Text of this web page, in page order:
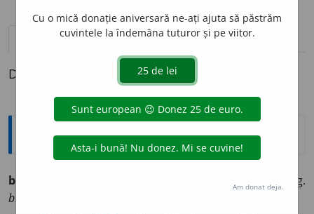
definiții (1) pronunțievolume_up (1)
Definiția cu ID-ul 227003:
Ortografice DOOM
biciu
imperf. 3 sg.
biciui
Cu o mică donație aniversară ne-ați ajuta să păstrăm
cuvintele la îndemâna tuturor și pe viitor.
Am donat deja.